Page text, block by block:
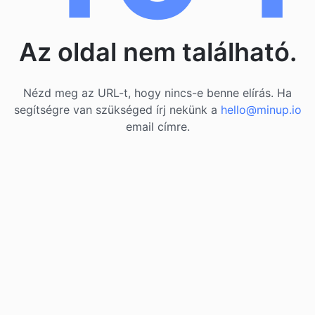
Az oldal nem található.
Nézd meg az URL-t, hogy nincs-e benne elírás. Ha
segítségre van szükséged írj nekünk a hello@minup.io
email címre.